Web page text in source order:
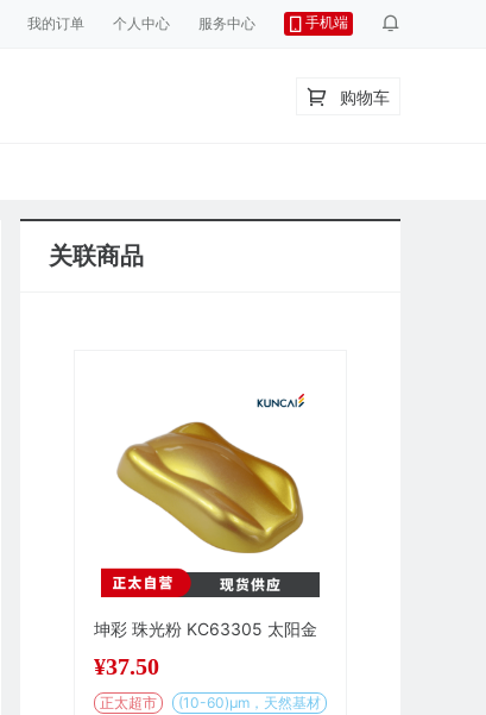
我的订单 个人中心 服务中心 手机端
购物车
关联商品
坤彩 珠光粉 KC63305 太阳金
¥37.50
正太超市 (10-60)μm，天然基材